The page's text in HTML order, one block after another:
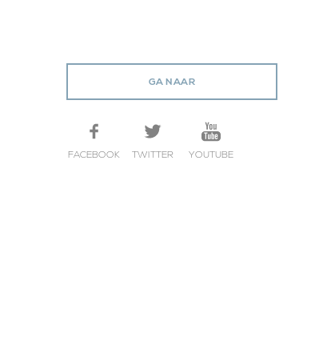
GA NAAR
FACEBOOK TWITTER YOUTUBE